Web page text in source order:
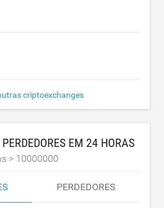
criptoexchanges
EM 24 HORAS
> 10000000
PERDEDORES